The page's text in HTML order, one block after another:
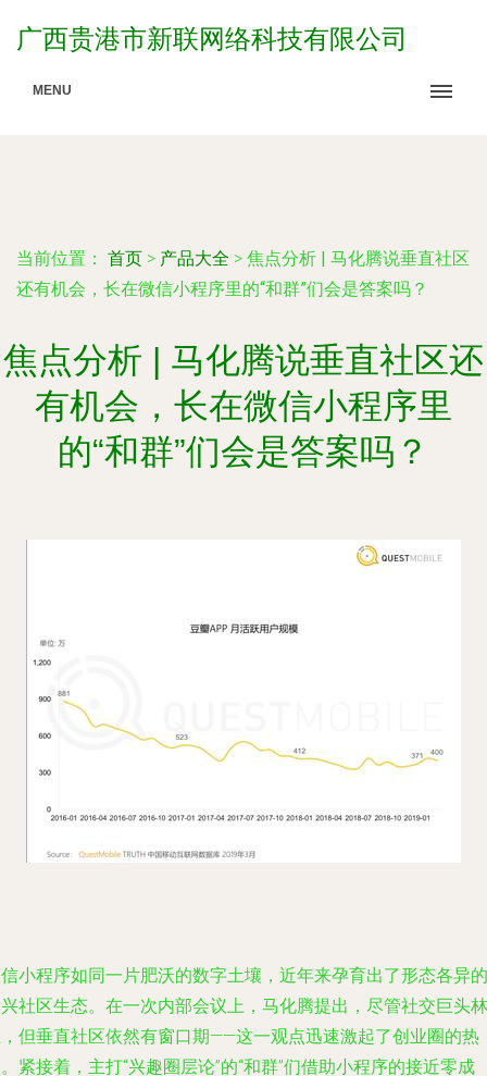
广西贵港市新联网络科技有限公司
MENU
当前位置： 首页 > 产品大全 > 焦点分析 | 马化腾说垂直社区
还有机会，长在微信小程序里的“和群”们会是答案吗？
焦点分析 | 马化腾说垂直社区还
有机会，长在微信小程序里
的“和群”们会是答案吗？
小程序如同一片肥沃的数字土壤，近年来孕育出了形态各异的
社区生态。在一次内部会议上，马化腾提出，尽管社交巨头林
但垂直社区依然有窗口期——这一观点迅速激起了创业圈的热
紧接着，主打“兴趣圈层论”的“和群”们借助小程序的接近零成